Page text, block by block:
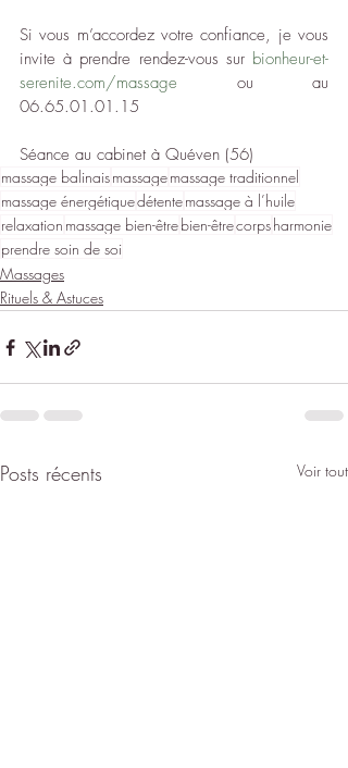
Si vous m’accordez votre confiance, je vous
invite à prendre rendez-vous sur bionheur-et-
serenite.com/massage ou au
06.65.01.01.15
Séance au cabinet à Quéven (56)
massage balinaismassagemassage traditionnel
massage énergétiquedétentemassage à l’huile
relaxation massage bien-êtrebien-êtrecorpsharmonie
prendre soin de soi
Massages
Rituels & Astuces
Posts récents Voir tout